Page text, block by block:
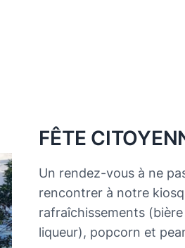
FÊTE
Un rendez-vous à ne
rencontrer à notre
rafraîchissements
liqueur), popcorn et